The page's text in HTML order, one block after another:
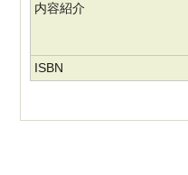
内容紹介
ISBN